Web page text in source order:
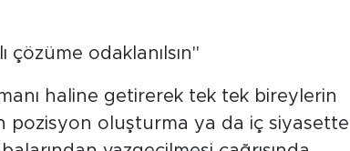
çözüme odaklanılsın"
haline getirerek tek tek bireylerin
pozisyon oluşturma ya da iç siyasette